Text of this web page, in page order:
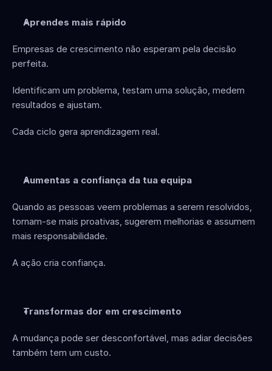
Aprendes mais rápido
Empresas de crescimento não esperam pela decisão
perfeita.
Identificam um problema, testam uma solução, medem
resultados e ajustam.
Cada ciclo gera aprendizagem real.
Aumentas a confiança da tua equipa
Quando as pessoas veem problemas a serem resolvidos,
tornam-se mais proativas, sugerem melhorias e assumem
mais responsabilidade.
A ação cria confiança.
Transformas dor em crescimento
A mudança pode ser desconfortável, mas adiar decisões
também tem um custo.